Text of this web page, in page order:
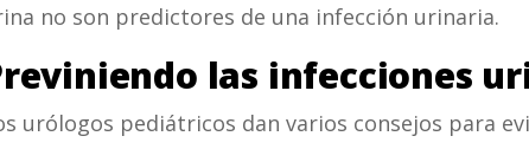
no son predictores de una infección urinaria.
las infecciones
urólogos pediátricos dan varios consejos para